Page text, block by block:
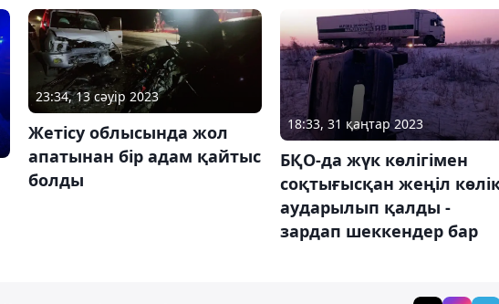
23:34, 13 сәуір 2023
Жетісу облысында жол
апатынан бір адам қайтыс
болды
18:33, 31 қаңтар 2023
БҚО-да жүк көлігімен
соқтығысқан жеңіл
аударылып қалды -
зардап шеккендер бар